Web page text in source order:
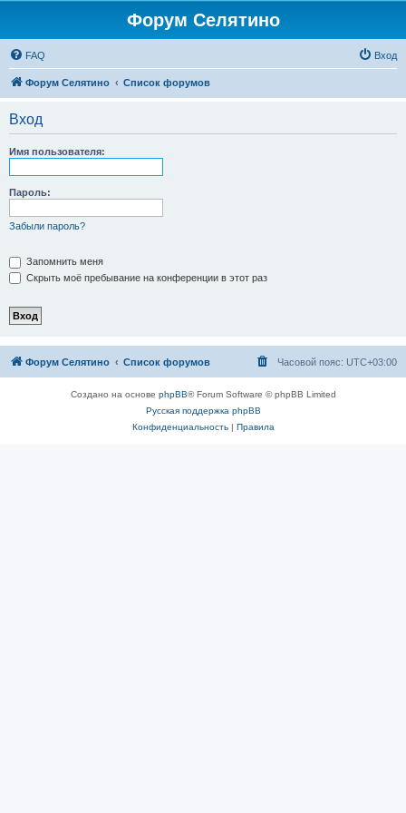
Форум Селятино
FAQ Вход
Форум Селятино Список форумов
Вход
Имя пользователя:
Пароль:
Забыли пароль?
Запомнить меня
Скрыть моё пребывание на конференции в этот раз
Форум Селятино Список форумов Часовой пояс: UTC+03:00
Создано на основе phpBB® Forum Software © phpBB Limited
Русская поддержка phpBB
Конфиденциальность| Правила